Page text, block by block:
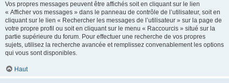
Vos propres messages peuvent être affichés soit en cliquant sur le lien
« Afficher vos messages » dans le panneau de contrôle de l’utilisateur, soit en
cliquant sur le lien « Rechercher les messages de l’utilisateur » sur la page de
votre propre profil ou soit en cliquant sur le menu « Raccourcis » situé sur la
partie supérieure du forum. Pour effectuer une recherche de vos propres
sujets, utilisez la recherche avancée et remplissez convenablement les options
qui vous sont disponibles.
Haut